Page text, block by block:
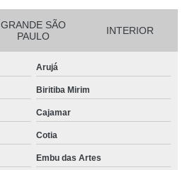
GRANDE SÃO
PAULO
INTERIOR
Arujá
Biritiba Mirim
Cajamar
Cotia
Embu das Artes